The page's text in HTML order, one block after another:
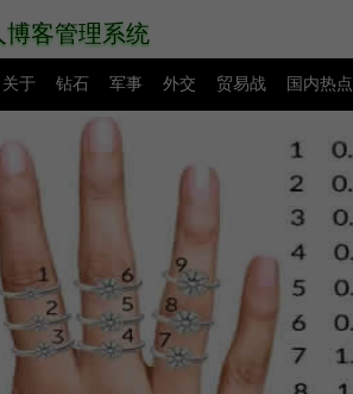
博客管理系统
关于 钻石 军事 外交 贸易战 国内热点
网站模板 创业赚钱 网络热点